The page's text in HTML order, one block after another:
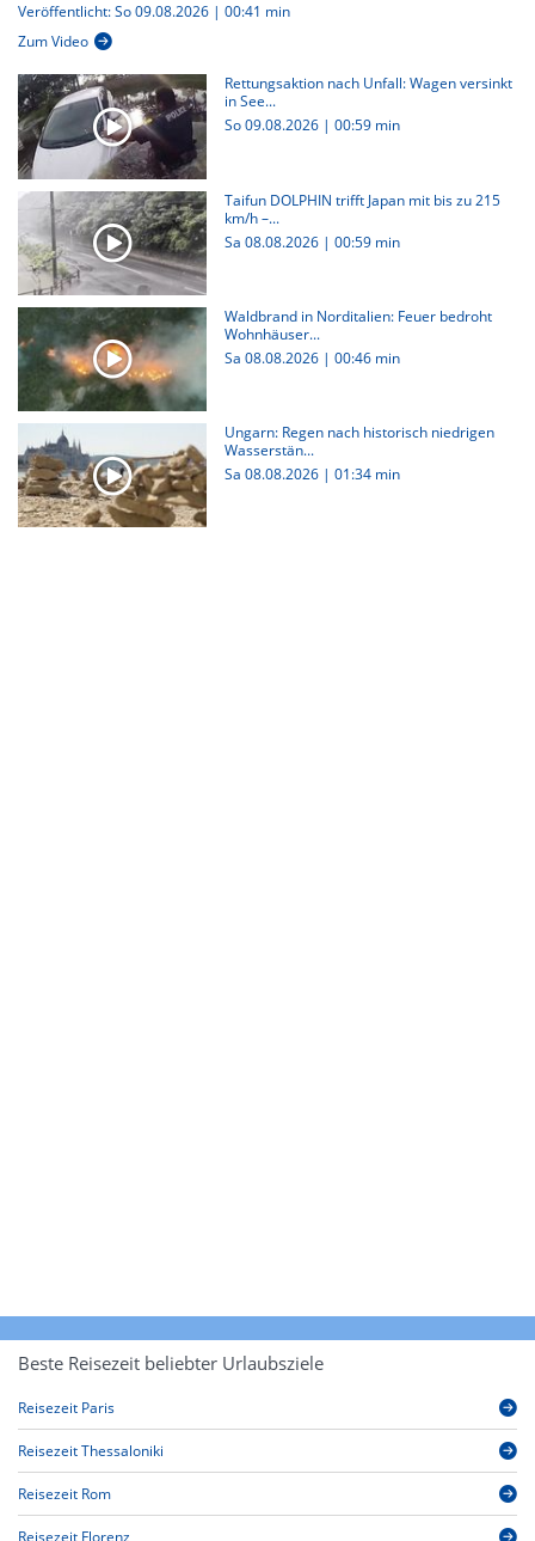
Veröffentlicht: So 09.08.2026 | 00:41 min
Zum Video
Rettungsaktion nach Unfall: Wagen versinkt
in See...
So 09.08.2026 | 00:59 min
Taifun DOLPHIN trifft Japan mit bis zu 215
km/h –...
Sa 08.08.2026 | 00:59 min
Waldbrand in Norditalien: Feuer bedroht
Wohnhäuser...
Sa 08.08.2026 | 00:46 min
Ungarn: Regen nach historisch niedrigen
Wasserstän...
Sa 08.08.2026 | 01:34 min
Beste Reisezeit beliebter Urlaubsziele
Reisezeit Paris
Reisezeit Thessaloniki
Reisezeit Rom